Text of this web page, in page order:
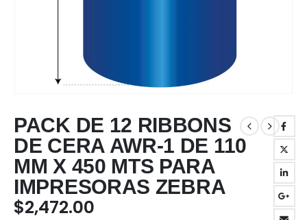
PACK DE 12 RIBBONS
DE CERA AWR-1 DE 110
MM X 450 MTS PARA
IMPRESORAS ZEBRA
$2,472.00